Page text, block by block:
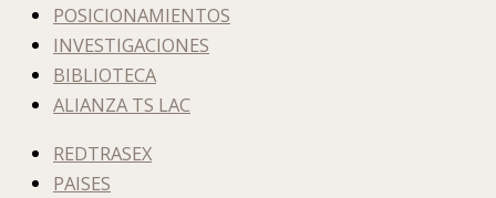
POSICIONAMIENTOS
INVESTIGACIONES
BIBLIOTECA
ALIANZA TS LAC
REDTRASEX
PAISES